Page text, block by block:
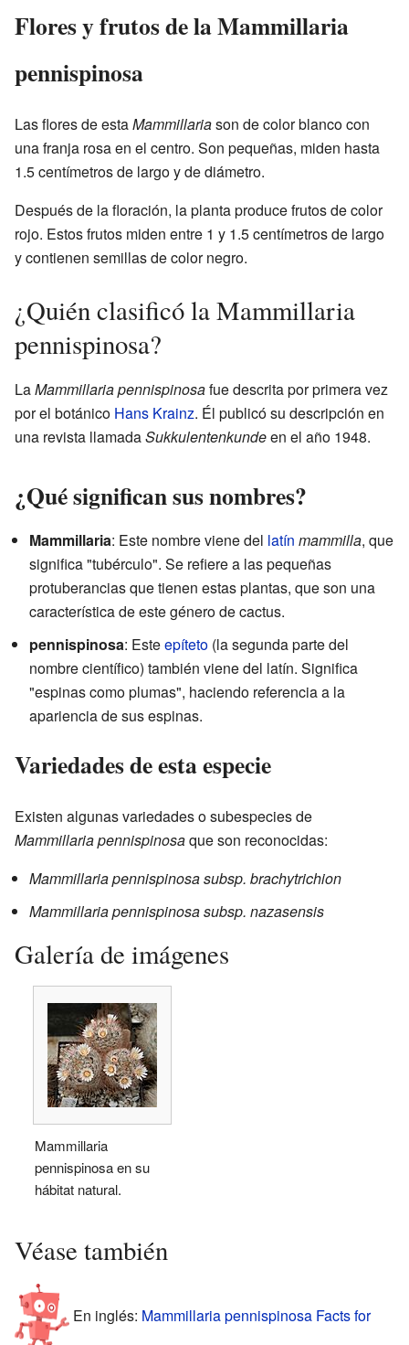
Flores y frutos de la Mammillaria
pennispinosa
Las flores de estaMammillariason de color blanco con
una franja rosa en el centro. Son pequeñas, miden hasta
1.5 centímetros de largo y de diámetro.
Después de la floración, la planta produce frutos de color
rojo. Estos frutos miden entre 1 y 1.5 centímetros de largo
y contienen semillas de color negro.
¿Quién clasificó la Mammillaria
pennispinosa?
LaMammillaria pennispinosafue descrita por primera vez
por el botánico Hans Krainz. Él publicó su descripción en
una revista llamadaSukkulentenkundeen el año 1948.
¿Qué significan sus nombres?
Mammillaria: Este nombre viene del latín mammilla, que
significa "tubérculo". Se refiere a las pequeñas
protuberancias que tienen estas plantas, que son una
característica de este género de cactus.
pennispinosa: Esteepíteto (la segunda parte del
nombre científico) también viene del latín. Significa
"espinas como plumas", haciendo referencia a la
apariencia de sus espinas.
Variedades de esta especie
Existen algunas variedades o subespecies de
Mammillaria pennispinosaque son reconocidas:
Mammillaria pennispinosa subsp. brachytrichion
Mammillaria pennispinosa subsp. nazasensis
Galería de imágenes
Mammillaria
pennispinosa en su
hábitat natural.
Véase también
En inglés: Mammillaria pennispinosa Facts for